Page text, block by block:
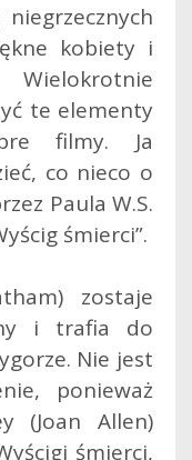
kobiety i
te elementy
filmy. Ja
co nieco o
Paula W.S.
śmierci”.
zostaje
i trafia do
Nie jest
ponieważ
(Joan Allen)
śmierci,